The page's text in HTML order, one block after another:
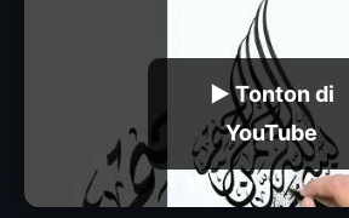
▶ Tonton di
YouTube